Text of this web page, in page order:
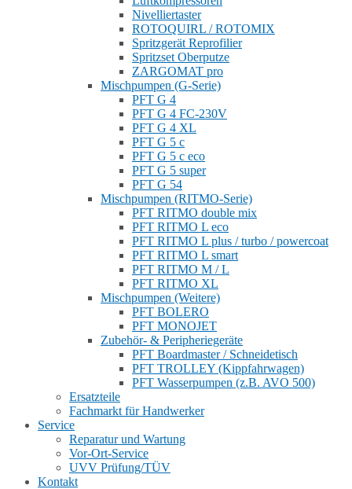
Nivelliertaster
ROTOQUIRL / ROTOMIX
Spritzgerät Reprofilier
Spritzset Oberputze
ZARGOMAT pro
Mischpumpen (G-Serie)
PFT G 4
PFT G 4 FC-230V
PFT G 4 XL
PFT G 5 c
PFT G 5 c eco
PFT G 5 super
PFT G 54
Mischpumpen (RITMO-Serie)
PFT RITMO double mix
PFT RITMO L eco
PFT RITMO L plus / turbo / powercoat
PFT RITMO L smart
PFT RITMO M / L
PFT RITMO XL
Mischpumpen (Weitere)
PFT BOLERO
PFT MONOJET
Zubehör- & Peripheriegeräte
PFT Boardmaster / Schneidetisch
PFT TROLLEY (Kippfahrwagen)
PFT Wasserpumpen (z.B. AVO 500)
Ersatzteile
Fachmarkt für Handwerker
Service
Reparatur und Wartung
Vor-Ort-Service
UVV Prüfung/TÜV
Kontakt